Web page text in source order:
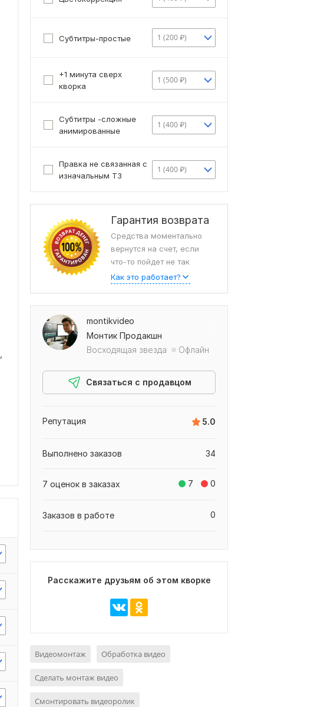
Субтитры-простые 1 (200 ₽)
+1 минута сверх
кворка
1 (500 ₽)
Субтитры -сложные
анимированные
1 (400 ₽)
Правка не связанная с
изначальным ТЗ
1 (400 ₽)
Гарантия возврата
Средства моментально
вернутся на счет, если
что-то пойдет не так
Как это работает?
montikvideo
Монтик Продакшн
Восходящая звезда
Офлайн
Связаться с продавцом
5.0
Репутация
34
Выполнено заказов
7 0
7 оценок в заказах
0
Заказов в работе
Расскажите друзьям об этом кворке
Видеомонтаж Обработка видео
Сделать монтаж видео
Смонтировать видеоролик